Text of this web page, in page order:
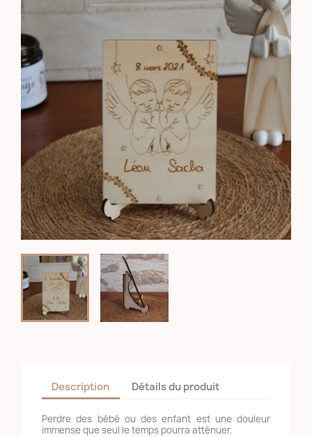
Description Détails du produit
Perdre des bébé ou des enfant est une douleur
immense que seul le temps pourra atténuer.